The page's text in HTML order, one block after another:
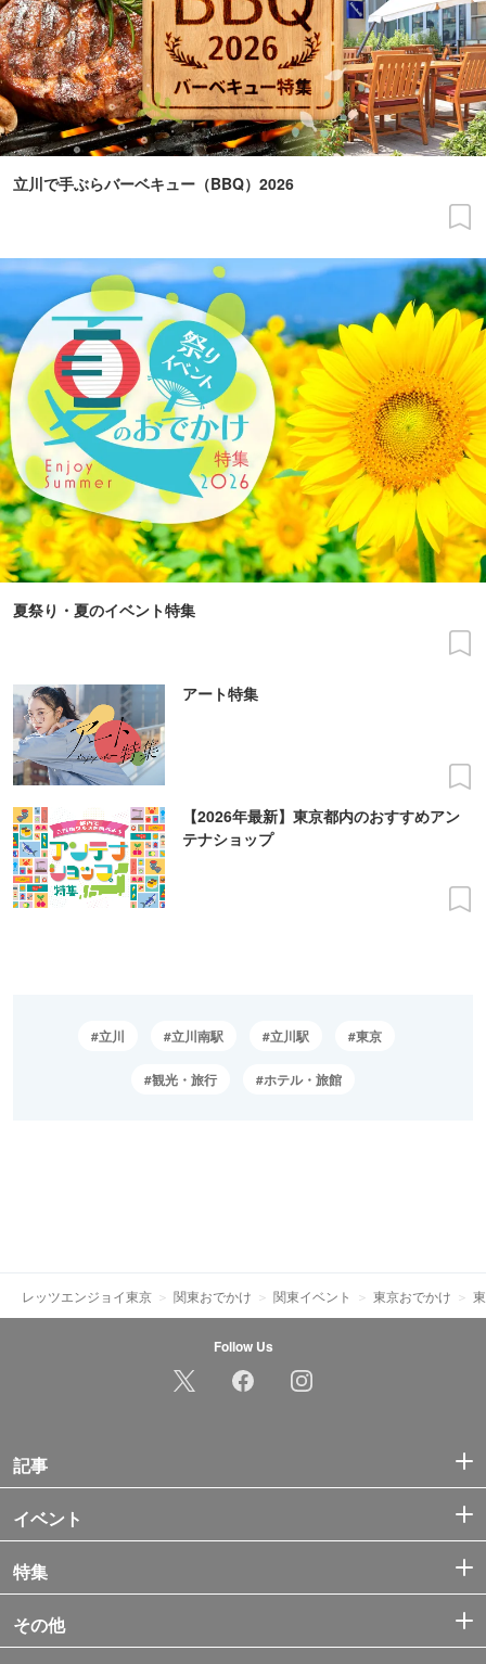
立川で手ぶらバーベキュー（BBQ）2026
夏祭り・夏のイベント特集
アート特集
【2026年最新】東京都内のおすすめアン
テナショップ
立川 立川南駅 立川駅 東京
観光・旅行 ホテル・旅館
レッツエンジョイ東京 関東おでかけ 関東イベント 東京おでかけ
Follow Us
記事
イベント
特集
その他